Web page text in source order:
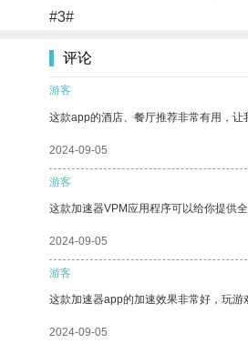
#3#
评论
游客
这款app的酒店、餐厅推荐非常有用，让
2024-09-05
游客
这款加速器VPM应用程序可以给你提供
2024-09-05
游客
这款加速器app的加速效果非常好，玩游
2024-09-05